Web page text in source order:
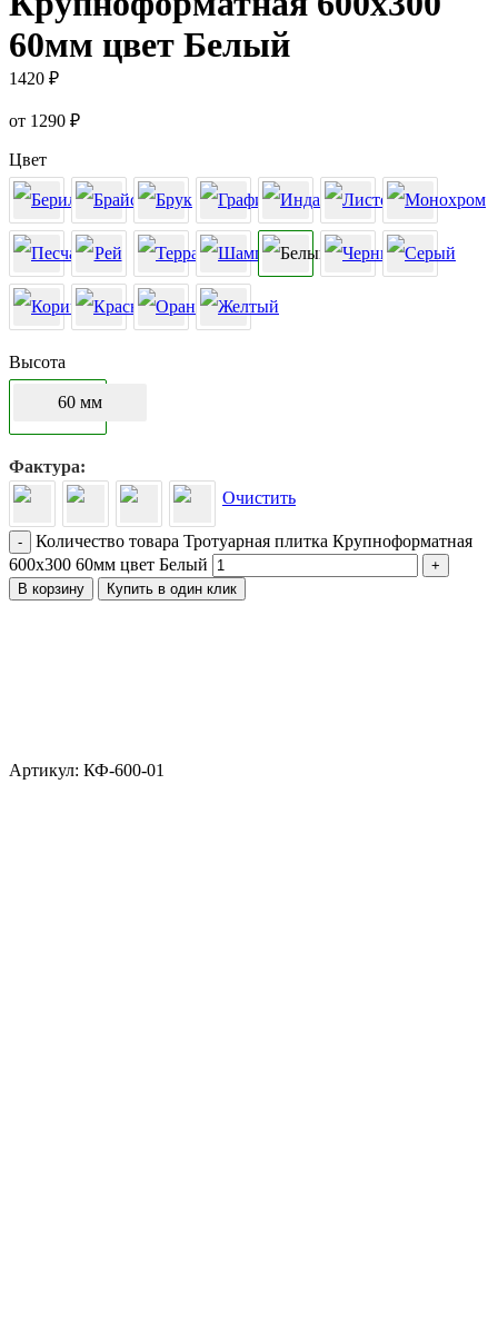
60мм цвет Белый
1420 ₽
от 1290 ₽
Цвет
Высота
60 мм
Фактура
Очистить
-
Количество товара Тротуарная плитка Крупноформатная
600х300 60мм цвет Белый
+
В корзину
Купить в один клик
Артикул: КФ-600-01